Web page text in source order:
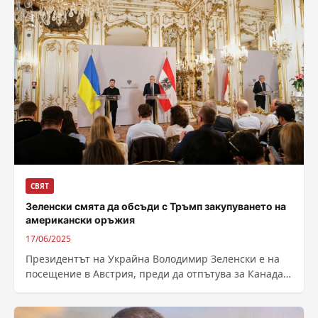
СВЯТ
Зеленски смята да обсъди с Тръмп закупуването на
американски оръжия
17/06/2025
Президентът на Украйна Володимир Зеленски е на
посещение в Австрия, преди да отпътува за Канада,